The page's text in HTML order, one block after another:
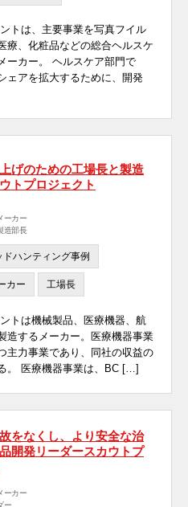
トは、主要事業を写真フイル
療、化粧品などの総合ヘルスケ
ーカー。 ヘルスケア部門で
ェアを拡大するために、開発
げのための工場長と製造
トプロジェクト
ーカー
造部長
ドハンティング事例
カー 工場長
トは機械製品、医療機器、航
造するメーカー。医療機器事業
主力事業であり、同社の収益の
。 医療機器事業は、BC […]
をなくし、より安全な治
開発リーダースカウトプ
ーカー
ー